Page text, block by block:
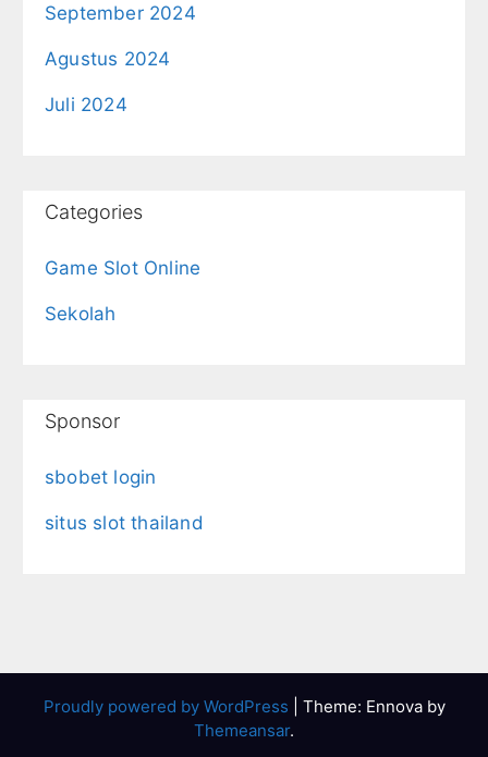
September 2024
Agustus 2024
Juli 2024
Categories
Game Slot Online
Sekolah
Sponsor
sbobet login
situs slot thailand
Proudly powered by WordPress
Theme: Ennova by
Themeansar.